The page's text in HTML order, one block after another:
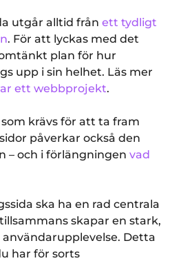
utgår alltid från ett tydligt
. För att lyckas med det
plan för hur
upp i sin helhet. Läs mer
ett webbprojekt.
krävs för att ta fram
påverkar också den
– och i förlängningen vad
ska ha en rad centrala
skapar en stark,
Detta
har för sorts